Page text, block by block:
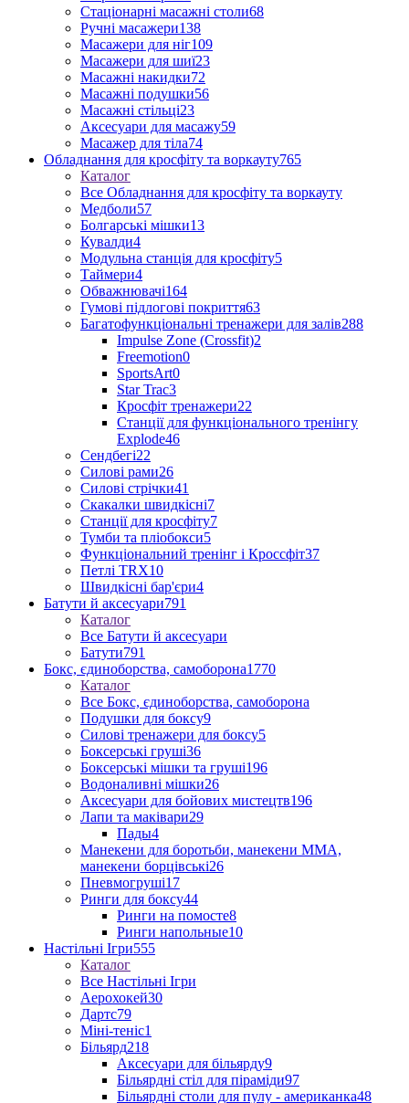
Стаціонарні масажні столи68
Ручні масажери138
Масажери для ніг109
Масажери для шиї23
Масажні накидки72
Масажні подушки56
Масажні стільці23
Аксесуари для масажу59
Масажер для тіла74
Обладнання для кросфіту та воркауту765
Каталог
Все Обладнання для кросфіту та воркауту
Медболи57
Болгарські мішки13
Кувалди4
Модульна станція для кросфіту5
Таймери4
Обважнювачі164
Гумові підлогові покриття63
Багатофункціональні тренажери для залів288
Impulse Zone (Crossfit)2
Freemotion0
SportsArt0
Star Trac3
Кросфіт тренажери22
Станції для функціонального тренінгу
Explode46
Сендбегі22
Силові рами26
Силові стрічки41
Скакалки швидкісні7
Станції для кросфіту7
Тумби та пліобокси5
Функціональний тренінг і Кроссфіт37
Петлі TRX10
Швидкісні бар'єри4
Батути й аксесуари791
Каталог
Все Батути й аксесуари
Батути791
Бокс, єдиноборства, самоборона1770
Каталог
Все Бокс, єдиноборства, самоборона
Подушки для боксу9
Силові тренажери для боксу5
Боксерські груші36
Боксерські мішки та груші196
Водоналивні мішки26
Аксесуари для бойових мистецтв196
Лапи та маківари29
Пады4
Манекени для боротьби, манекени ММА,
манекени борцівські26
Пневмогруші17
Ринги для боксу44
Ринги на помосте8
Ринги напольные10
Настільні Ігри555
Каталог
Все Настільні Ігри
Аерохокей30
Дартс79
Міні-теніс1
Більярд218
Аксесуари для більярду9
Більярдні стіл для піраміди97
Більярдні столи для пулу - американка48